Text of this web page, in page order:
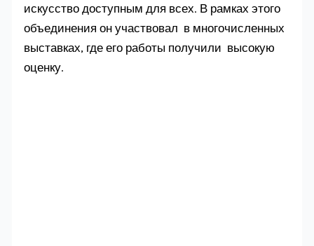
искусство доступным для всех. В рамках этого
объединения он участвовал в многочисленных
выставках, где его работы получили высокую
оценку.